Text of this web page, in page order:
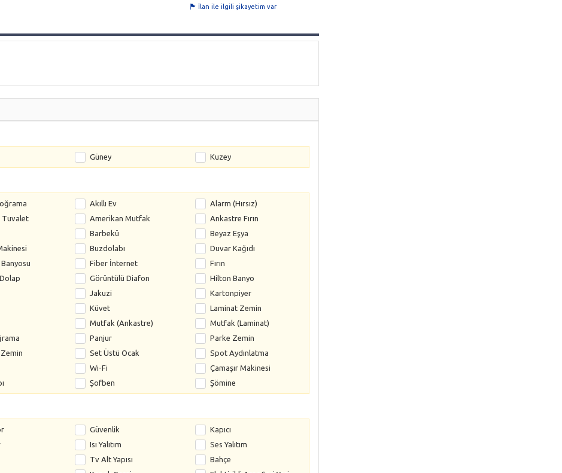
İlan ile ilgili şikayetim var
Güney Kuzey
Akıllı Ev
Alarm (Hırsız)
Tuvalet Amerikan Mutfak
Ankastre Fırın
Barbekü
Beyaz Eşya
Buzdolabı
Duvar Kağıdı
Fiber İnternet
Fırın
Görüntülü Diafon
Hilton Banyo
Jakuzi
Kartonpiyer
Küvet
Laminat Zemin
Mutfak (Ankastre)
Mutfak (Laminat)
Panjur
Parke Zemin
Set Üstü Ocak
Spot Aydınlatma
Wi-Fi
Çamaşır Makinesi
Şofben Şömine
Güvenlik
Kapıcı
Isı Yalıtım
Ses Yalıtım
Tv Alt Yapısı
Bahçe